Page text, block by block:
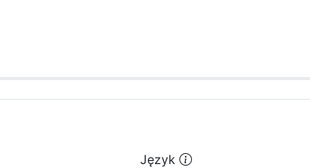
Język